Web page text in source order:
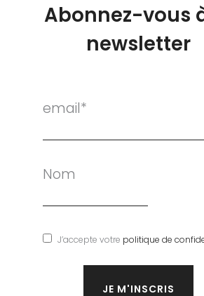
Abonnez-vous
newsletter
email*
Nom
J’accepte votre politique de